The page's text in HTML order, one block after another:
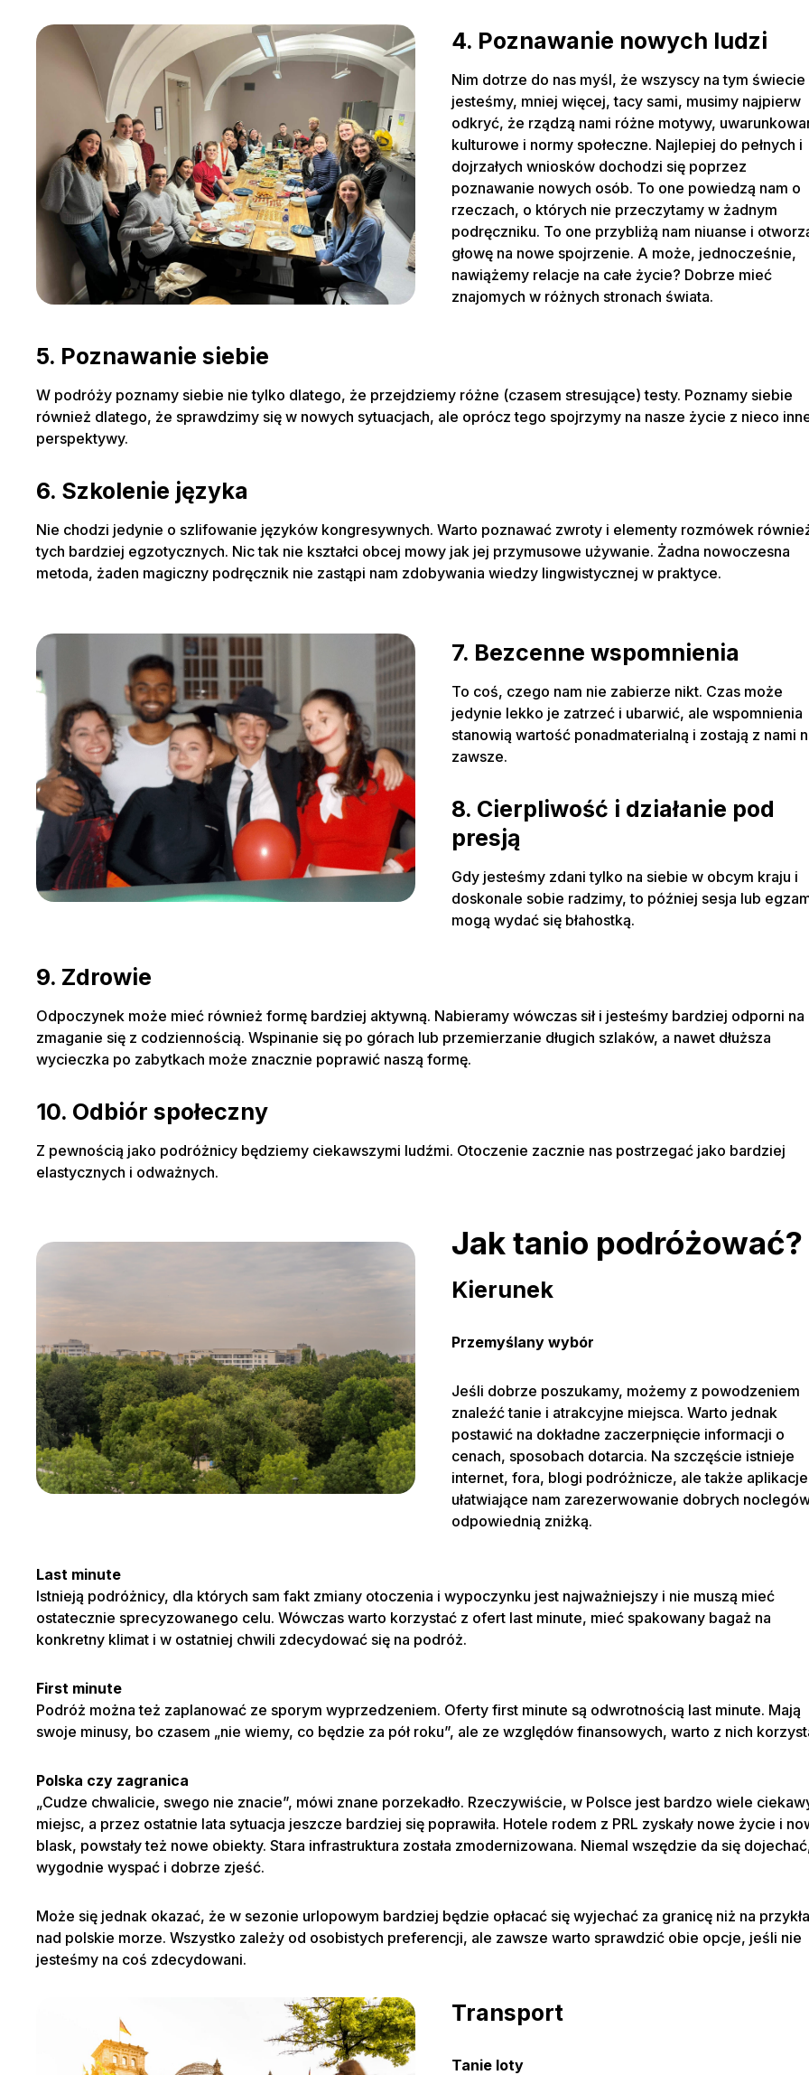
Rezerwuj pokój
Wybierz rodzaj pobytu i wprowadź poniżej swoje dane, aby
Student Hotel
Lokalizacja*
Wybierz lokalizację
POLSKA
NIEMCY
SWEDEN
Data rozpoczęcia
Liczba mieszkańców
Lokalizacja*
Wybierz lokalizację
Data rozpoczęcia Data zakończenia
Guests
4. Poznawanie nowych ludzi
Nim dotrze do nas myśl, że wszyscy na tym świecie
jesteśmy, mniej więcej, tacy sami, musimy najpierw
odkryć, że rządzą nami różne motywy,
kulturowe i normy społeczne. Najlepiej do pełnych i
dojrzałych wniosków dochodzi się poprzez
poznawanie nowych osób. To one powiedzą nam o
rzeczach, o których nie przeczytamy w żadnym
podręczniku. To one przybliżą nam niuanse i
głowę na nowe spojrzenie. A może, jednocześnie,
nawiążemy relacje na całe życie? Dobrze mieć
znajomych w różnych stronach świata.
5. Poznawanie siebie
W podróży poznamy siebie nie tylko dlatego, że przejdziemy różne (czasem stresujące) testy. Poznamy siebie
również dlatego, że sprawdzimy się w nowych sytuacjach, ale oprócz tego spojrzymy na nasze życie z nieco
perspektywy.
6. Szkolenie języka
Nie chodzi jedynie o szlifowanie języków kongresywnych. Warto poznawać zwroty i elementy rozmówek
tych bardziej egzotycznych. Nic tak nie kształci obcej mowy jak jej przymusowe używanie. Żadna nowoczesna
metoda, żaden magiczny podręcznik nie zastąpi nam zdobywania wiedzy lingwistycznej w praktyce.
7. Bezcenne wspomnienia
To coś, czego nam nie zabierze nikt. Czas może
jedynie lekko je zatrzeć i ubarwić, ale wspomnienia
stanowią wartość ponadmaterialną i zostają z nami
zawsze.
8. Cierpliwość i działanie pod
presją
Gdy jesteśmy zdani tylko na siebie w obcym kraju i
doskonale sobie radzimy, to później sesja lub
mogą wydać się błahostką.
9. Zdrowie
Odpoczynek może mieć również formę bardziej aktywną. Nabieramy wówczas sił i jesteśmy bardziej odporni na
zmaganie się z codziennością. Wspinanie się po górach lub przemierzanie długich szlaków, a nawet dłuższa
wycieczka po zabytkach może znacznie poprawić naszą formę.
10. Odbiór społeczny
Z pewnością jako podróżnicy będziemy ciekawszymi ludźmi. Otoczenie zacznie nas postrzegać jako bardziej
elastycznych i odważnych.
Jak tanio podróżować?
Kierunek
Przemyślany wybór
Jeśli dobrze poszukamy, możemy z powodzeniem
znaleźć tanie i atrakcyjne miejsca. Warto jednak
postawić na dokładne zaczerpnięcie informacji o
cenach, sposobach dotarcia. Na szczęście istnieje
internet, fora, blogi podróżnicze, ale także aplikacje
ułatwiające nam zarezerwowanie dobrych
odpowiednią zniżką.
Last minute
Istnieją podróżnicy, dla których sam fakt zmiany otoczenia i wypoczynku jest najważniejszy i nie muszą mieć
ostatecznie sprecyzowanego celu. Wówczas warto korzystać z ofert last minute, mieć spakowany bagaż na
konkretny klimat i w ostatniej chwili zdecydować się na podróż.
First minute
Podróż można też zaplanować ze sporym wyprzedzeniem. Oferty first minute są odwrotnością last minute. Mają
swoje minusy, bo czasem „nie wiemy, co będzie za pół roku”, ale ze względów finansowych, warto z nich
Polska czy zagranica
„Cudze chwalicie, swego nie znacie”, mówi znane porzekadło. Rzeczywiście, w Polsce jest bardzo wiele
miejsc, a przez ostatnie lata sytuacja jeszcze bardziej się poprawiła. Hotele rodem z PRL zyskały nowe życie i
blask, powstały też nowe obiekty. Stara infrastruktura została zmodernizowana. Niemal wszędzie da się
wygodnie wyspać i dobrze zjeść.
Może się jednak okazać, że w sezonie urlopowym bardziej będzie opłacać się wyjechać za granicę niż na
nad polskie morze. Wszystko zależy od osobistych preferencji, ale zawsze warto sprawdzić obie opcje, jeśli nie
jesteśmy na coś zdecydowani.
Transport
Tanie loty